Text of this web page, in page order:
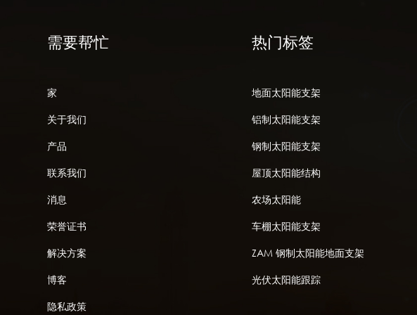
需要帮忙
家
关于我们
产品
联系我们
消息
荣誉证书
解决方案
博客
隐私政策
热门标签
地面太阳能支架
铝制太阳能支架
钢制太阳能支架
屋顶太阳能结构
农场太阳能
车棚太阳能支架
ZAM 钢制太阳能地面支架
光伏太阳能跟踪